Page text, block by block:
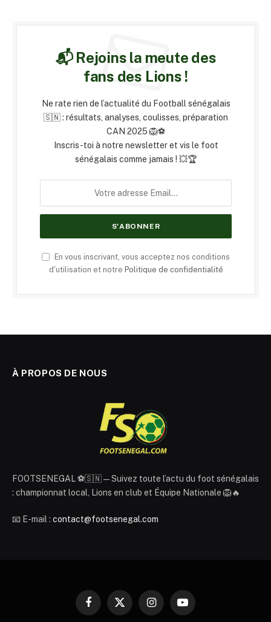
📬 Rejoins la meute des
fans des Lions !
Ne rate rien de l’actualité du Football sénégalais
🇸🇳 : résultats, analyses, coulisses, préparation
CAN 2025 🦁⚽
Inscris-toi à notre newsletter et vis le foot
sénégalais comme jamais ! 💥🏆
En vous inscrivant, vous acceptez nos conditions
d'utilisation et notre Politique de confidentialité
À PROPOS DE NOUS
FOOTSENEGAL ⚽🇸🇳 — Suivez toute l’actu du foot sénégalais
: championnat local, Lions en club et Équipe Nationale 🦁🔥
📧 E-mail : contact@footsenegal.com
Facebook
X
InstagramYouTube